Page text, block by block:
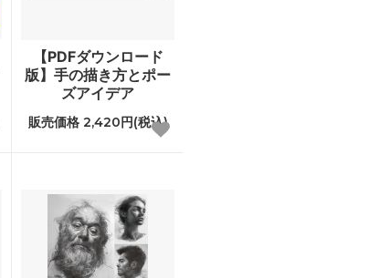
【PDFダウンロード
版】手の描き方とポー
ズアイデア
販売価格 2,420円(税込)